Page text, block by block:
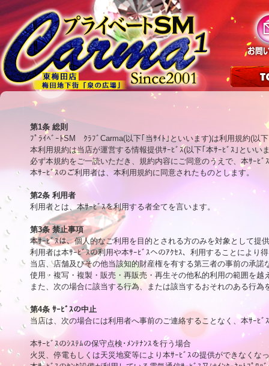
第1条 総則
ﾌﾟﾗｲﾍﾞｰﾄSM　ｸﾗﾌﾞCarma(以下｢当ｻｲﾄ｣といいます)は利用規約(以
本利用規約は当店が運営する情報提供ｻｰﾋﾞｽ(以下｢本ｻｰﾋﾞｽ｣とい
必ず本規約をご一読いただき、規約内容にご同意のうえで、本ｻｰﾋ
本ｻｰﾋﾞｽのご利用者は、本利用規約に同意されたものとします。
第2条 利用者
利用者とは、本ｻｰﾋﾞｽを利用する者全てを言います。
第3条 禁止事項
本ｻｰﾋﾞｽは、個人的なご利用を目的とされる方のみを対象として提
利用者は本ｻｰﾋﾞｽの利用や本ｻｰﾋﾞｽへのｱｸｾｽ、利用することにより
当店、店舗及びその他当該知的財産権を有する第三者の事前の承
使用・複写・複製・販売・再販売・再生その他私的利用の範囲を
また、次の場合に該当する行為、または該当するおそれのある行為
第4条 ｻｰﾋﾞｽの中止
当店は、次の場合には利用者へ事前のご連絡することなく、本ｻｰﾋ
本ｻｰﾋﾞｽのｼｽﾃﾑの保守点検･ﾒﾝﾃﾅﾝｽを行う場合
火災、停電もしくは天災地変等により本ｻｰﾋﾞｽの提供ができなくな